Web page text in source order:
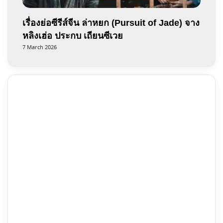
เรื่องย่อซีรีส์จีน ล่าหยก (Pursuit of Jade) จาง
หลิงเฮ่อ ประกบ เถียนซีเวย
7 March 2026